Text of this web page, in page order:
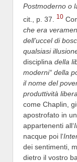
Postmoderno o
cit., p. 37.
10
che era
dell’uccel di
qualsiasi
disciplina della
moderni“ della
il nome del
produttività
come Chaplin,
apostrofato in
appartenenti all‘
nacque poi l‘
dei sentimenti,
dietro il vostro